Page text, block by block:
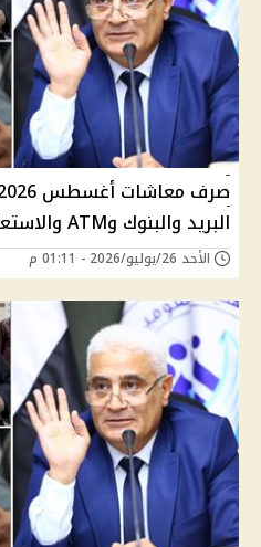
البريد والبنوك وATM والاستعلام بالرقم القومي
الأحد 26/يوليو/2026 - 01:11 م